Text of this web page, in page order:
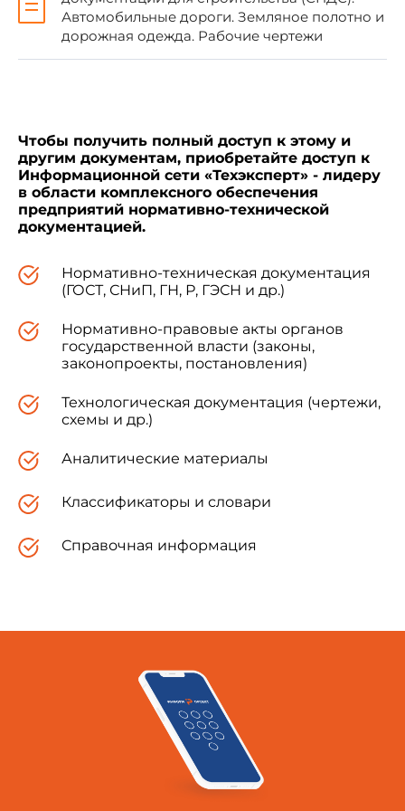
Настоящий стандарт устанавливает состав
и правила выполнения строительных чертежей
гидромелиоративных линейных инженерных
сооружений (далее - линейных сооружений).
выполняют в соответствии с общими
требованиями стандартов ЕСКД СЭВ, а также
ГОСТ 21.510-83, ГОСТ 21.511-83.
2. В состав чертежей линейных
продольные профили;
поперечные профили.
Масштабы для выполнения продольных и
сооружений используют в качестве подосновы
топографические планы и чертежи
генерального плана.
5. На плане гидромелиоративных сетей, как
Автомобильные дороги. Земляное полотно и
дорожная одежда. Рабочие чертежи
Чтобы получить полный доступ к этому и
другим документам, приобретайте доступ к
Информационной сети «Техэксперт» - лидеру
в области комплексного обеспечения
предприятий нормативно-технической
документацией.
Нормативно-техническая документация
(ГОСТ, СНиП, ГН, Р, ГЭСН и др.)
Нормативно-правовые акты органов
государственной власти (законы,
законопроекты, постановления)
Технологическая документация (чертежи,
схемы и др.)
Аналитические материалы
Классификаторы и словари
Справочная информация